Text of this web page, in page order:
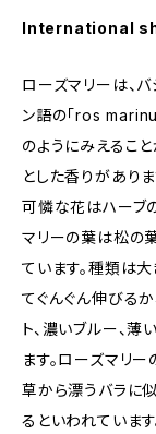
International
ローズマリーは、
ン語の「ros
のようにみえるこ
とした香りがあり
可憐な花はハーブ
マリーの葉は松の
ています。種類は
てぐんぐん伸びる
ト、濃いブルー、
ます。ローズマリ
草から漂うバラに
るといわれていま